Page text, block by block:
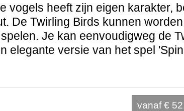
vogels heeft zijn eigen karakter,
De Twirling Birds kunnen
Je kan eenvoudigweg de
elegante versie van het spel
vanaf€